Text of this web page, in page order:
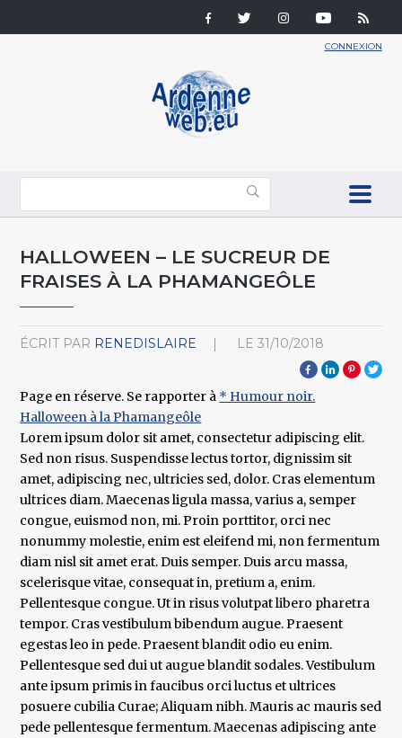
CONNEXION
HALLOWEEN – LE SUCREUR DE
FRAISES À LA PHAMANGEÔLE
ÉCRIT PAR RENEDISLAIRE LE 31/10/2018
Page en réserve. Se rapporter à * Humour noir.
Halloween à la Phamangeôle
Lorem ipsum dolor sit amet, consectetur adipiscing elit.
Sed non risus. Suspendisse lectus tortor, dignissim sit
amet, adipiscing nec, ultricies sed, dolor. Cras elementum
ultrices diam. Maecenas ligula massa, varius a, semper
congue, euismod non, mi. Proin porttitor, orci nec
nonummy molestie, enim est eleifend mi, non fermentum
diam nisl sit amet erat. Duis semper. Duis arcu massa,
scelerisque vitae, consequat in, pretium a, enim.
Pellentesque congue. Ut in risus volutpat libero pharetra
tempor. Cras vestibulum bibendum augue. Praesent
egestas leo in pede. Praesent blandit odio eu enim.
Pellentesque sed dui ut augue blandit sodales. Vestibulum
ante ipsum primis in faucibus orci luctus et ultrices
posuere cubilia Curae; Aliquam nibh. Mauris ac mauris sed
pede pellentesque fermentum. Maecenas adipiscing ante